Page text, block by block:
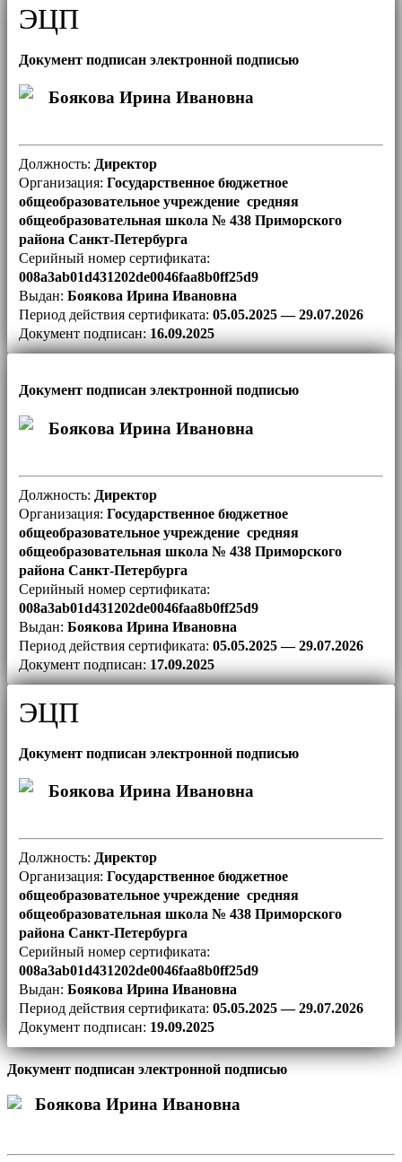
ЭЦП
Документ подписан электронной подписью
Боякова Ирина Ивановна
Должность: Директор
Организация: Государственное бюджетное
общеобразовательное учреждение средняя
общеобразовательная школа № 438 Приморского
района Санкт-Петербурга
Серийный номер сертификата:
008a3ab01d431202de0046faa8b0ff25d9
Выдан: Боякова Ирина Ивановна
Период действия сертификата: 05.05.2025 — 29.07.2026
Документ подписан: 16.09.2025
Документ подписан электронной подписью
Боякова Ирина Ивановна
Должность: Директор
Организация: Государственное бюджетное
общеобразовательное учреждение средняя
общеобразовательная школа № 438 Приморского
района Санкт-Петербурга
Серийный номер сертификата:
008a3ab01d431202de0046faa8b0ff25d9
Выдан: Боякова Ирина Ивановна
Период действия сертификата: 05.05.2025 — 29.07.2026
Документ подписан: 17.09.2025
ЭЦП
Документ подписан электронной подписью
Боякова Ирина Ивановна
Должность: Директор
Организация: Государственное бюджетное
общеобразовательное учреждение средняя
общеобразовательная школа № 438 Приморского
района Санкт-Петербурга
Серийный номер сертификата:
008a3ab01d431202de0046faa8b0ff25d9
Выдан: Боякова Ирина Ивановна
Период действия сертификата: 05.05.2025 — 29.07.2026
Документ подписан: 19.09.2025
Документ подписан электронной подписью
Боякова Ирина Ивановна